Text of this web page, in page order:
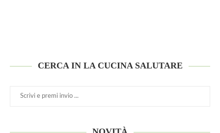
CERCA IN LA CUCINA SALUTARE